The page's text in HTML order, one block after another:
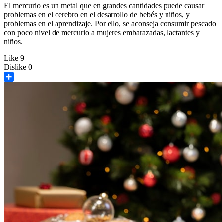
El mercurio es un metal que en grandes cantidades puede causar
problemas en el cerebro en el desarrollo de bebés y niños, y
problemas en el aprendizaje. Por ello, se aconseja consumir pescado
con poco nivel de mercurio a mujeres embarazadas, lactantes y
niños.
Like 9
Dislike 0